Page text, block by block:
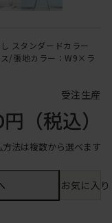
スタンダードカラー
/張地カラー：W9×ラ
受注生産
（税込）
方法は複数から選べます
お気に入